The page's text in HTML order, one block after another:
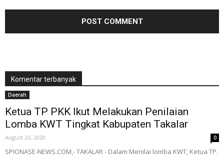
Komentar terbanyak
Daerah
Ketua TP PKK Ikut Melakukan Penilaian
Lomba KWT Tingkat Kabupaten Takalar
August 26, 2020 0
SPIONASE-NEWS.COM,- TAKALAR - Dalam Menilai lomba KWT, Ketua TP.